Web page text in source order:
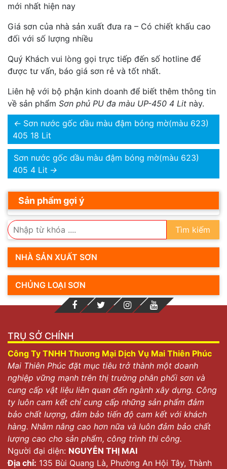
mới nhất hiện nay
Giá sơn của nhà sản xuất đưa ra – Có chiết khấu cao
đối với số lượng nhiều
Quý Khách vui lòng gọi trực tiếp đến số hotline để
được tư vấn, báo giá sơn rẻ và tốt nhất.
Liên hệ với bộ phận kinh doanh để biết thêm thông tin
về sản phẩm Sơn phủ PU đa màu UP-450 4 Lit này.
← Sơn nước gốc dầu màu đậm bóng mờ(màu 623)
405 18 Lit
Sơn nước gốc dầu màu đậm bóng mờ(màu 623)
405 4 Lit →
Sản phẩm gợi ý
Tìm kiếm
NHÀ SẢN XUẤT SƠN
CHỦNG LOẠI SƠN
TRỤ SỞ CHÍNH
Công Ty TNHH Thương Mại Dịch Vụ Mai Thiên Phúc
Mai Thiên Phúc đặt mục tiêu trở thành một doanh
nghiệp vững mạnh trên thị trường phân phối sơn và
cung cấp vật liệu liên quan đến ngành xây dựng. Công
ty luôn cam kết chỉ cung cấp những sản phẩm đảm
bảo chất lượng, đảm bảo tiến độ cam kết với khách
hàng. Nhằm nâng cao hơn nữa và luôn đảm bảo chất
lượng cao cho sản phẩm, công trình thi công.
Người đại diện: NGUYỄN THỊ MAI
Địa chỉ: 135 Bùi Quang Là, Phường An Hội Tây, Thành